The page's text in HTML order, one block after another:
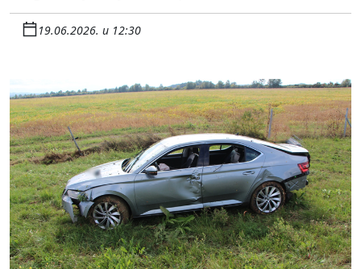
19.06.2026. u 12:30